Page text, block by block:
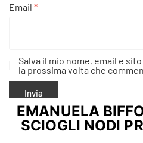
Email *
Salva il mio nome, email e
la prossima volta che
EMANUELA
SCIOGLI NODI